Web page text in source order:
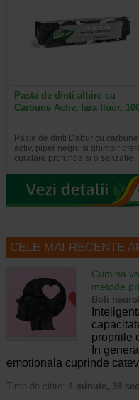
Pasta de dinti albire cu
Carbune Activ, fara fluor,
Pasta de dinti Dabur cu carbune
activ, piper negru si ghimbir
curatare profunda si o
CELE MAI RECENTE
Cum sa
metode
Boli
propriile
In
emotionala cuprinde
Timp de citire: 4 minute, 39